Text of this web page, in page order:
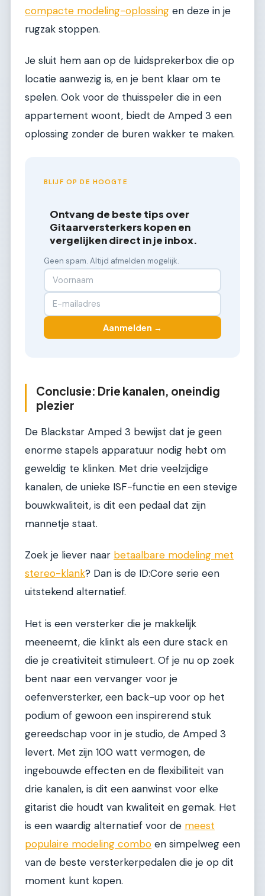
compacte modeling-oplossing en deze in je
rugzak stoppen.
Je sluit hem aan op de luidsprekerbox die op
locatie aanwezig is, en je bent klaar om te
spelen. Ook voor de thuisspeler die in een
appartement woont, biedt de Amped 3 een
oplossing zonder de buren wakker te maken.
BLIJF OP DE HOOGTE
Ontvang de beste tips over
Gitaarversterkers kopen en
vergelijken direct in je inbox.
Geen spam. Altijd afmelden mogelijk.
Aanmelden →
Conclusie: Drie kanalen, oneindig
plezier
De Blackstar Amped 3 bewijst dat je geen
enorme stapels apparatuur nodig hebt om
geweldig te klinken. Met drie veelzijdige
kanalen, de unieke ISF-functie en een stevige
bouwkwaliteit, is dit een pedaal dat zijn
mannetje staat.
Zoek je liever naar betaalbare modeling met
stereo-klank? Dan is de ID:Core serie een
uitstekend alternatief.
Het is een versterker die je makkelijk
meeneemt, die klinkt als een dure stack en
die je creativiteit stimuleert. Of je nu op zoek
bent naar een vervanger voor je
oefenversterker, een back-up voor op het
podium of gewoon een inspirerend stuk
gereedschap voor in je studio, de Amped 3
levert. Met zijn 100 watt vermogen, de
ingebouwde effecten en de flexibiliteit van
drie kanalen, is dit een aanwinst voor elke
gitarist die houdt van kwaliteit en gemak. Het
is een waardig alternatief voor de meest
populaire modeling combo en simpelweg een
van de beste versterkerpedalen die je op dit
moment kunt kopen.